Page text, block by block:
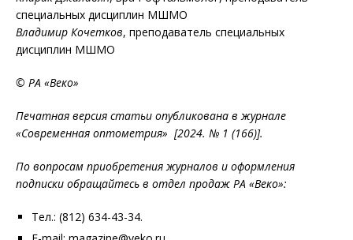
специальных дисциплин МШМО
Владимир Кочетков, преподаватель специальных
дисциплин МШМО
© РА «Веко»
Печатная версия статьи опубликована в журнале
«Современная оптометрия» [2024. № 1 (166)].
По вопросам приобретения журналов и оформления
подписки обращайтесь в отдел продаж РА «Веко»:
Тел.: (812) 634-43-34.